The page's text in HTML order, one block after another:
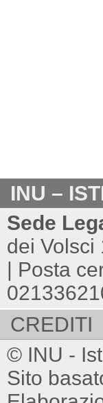
INU –
Sede
dei Volsci
| Posta
CREDITI
© INU -
Sito